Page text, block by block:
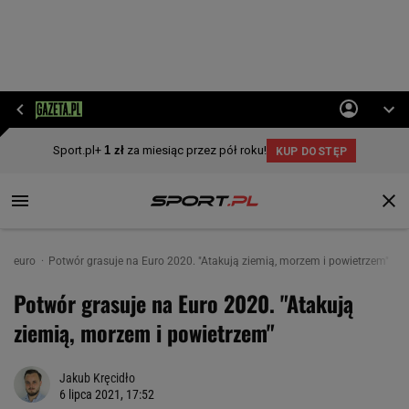
euro Potwór grasuje na Euro 2020. "Atakują ziemią, morzem i powietrzem"
Potwór grasuje na Euro 2020. "Atakują
ziemią, morzem i powietrzem"
Jakub Kręcidło
6 lipca 2021, 17:52